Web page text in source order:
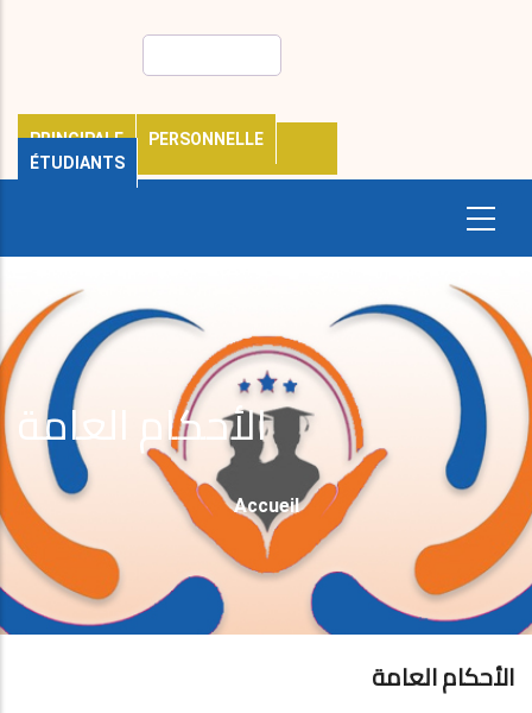
PRINCIPALE
PERSONNELLE
ÉTUDIANTS
الأحكام العامة
Fil
D'Ariane
Accueil
الأحكام العامة